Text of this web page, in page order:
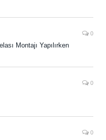
0
Montajı Yapılırken
0
0